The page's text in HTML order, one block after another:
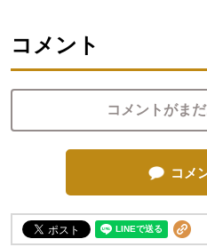
コメント
コメントがま
コメ